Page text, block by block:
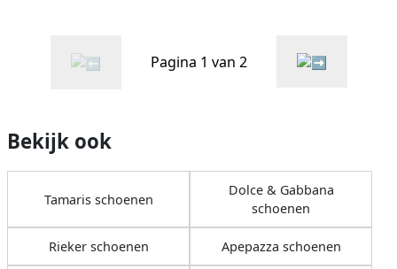
Pagina 1 van 2
Bekijk ook
Tamaris schoenen
Dolce & Gabbana
schoenen
Rieker schoenen Apepazza schoenen